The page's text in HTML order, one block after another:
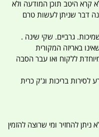
קרא היטב תוכן המודעה ולא
דבר שניתן לעשות טרם
גרביים. שקי שינה .
באריזה המקורית
מיוחדת ללקוח ואו עבר הסבה
לסירות בריכות וג'ק כרית
להחזיר ומי שרוצה להזמין